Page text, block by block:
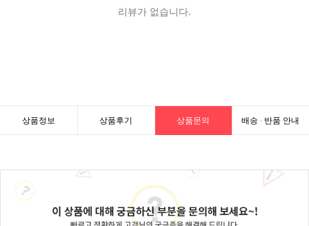
상품정보 상품후기 상품문의 배송 · 반품 안내